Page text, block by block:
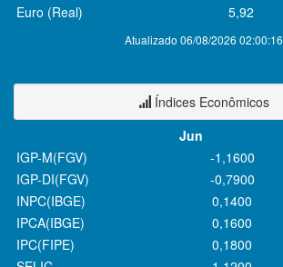
Atualizado 06/08/2026 02:00:16
Euro (Real)
5,92
Índices Econômicos
Jun
IGP-M(FGV)
-1,1600
IGP-DI(FGV)
-0,7900
INPC(IBGE)
0,1400
IPCA(IBGE)
0,1600
IPC(FIPE)
0,1800